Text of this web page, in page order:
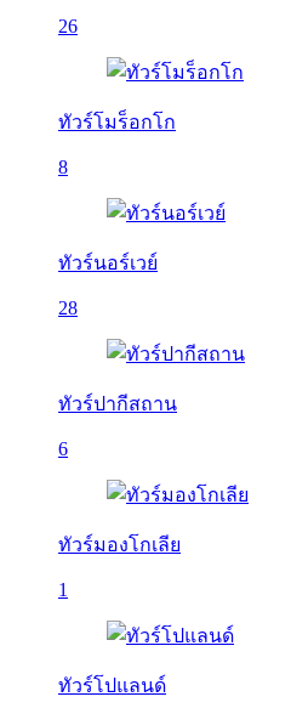
26
ทัวร์โมร็อกโก
8
ทัวร์นอร์เวย์
28
ทัวร์ปากีสถาน
6
ทัวร์มองโกเลีย
1
ทัวร์โปแลนด์